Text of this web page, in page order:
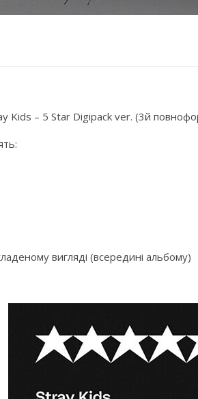
Kids – 5 Star Digipack ver. (3й
вигляді (всередині альбому)